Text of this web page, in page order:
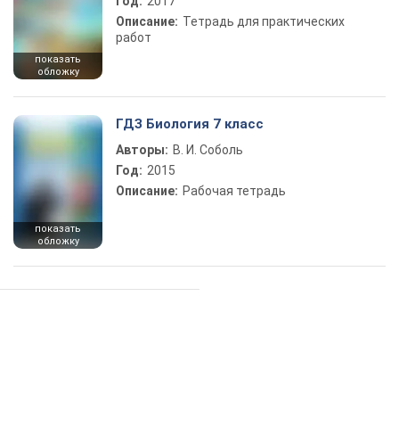
показать
обложку
Описание: Тетрадь для практических
работ
показать
обложку
ГДЗ Биология 7 класс
Авторы: В. И. Соболь
Год: 2015
Описание: Рабочая тетрадь